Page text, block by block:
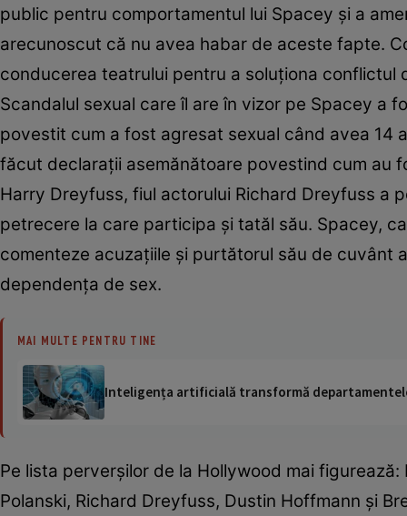
public pentru comportamentul lui Spacey şi a
arecunoscut că nu avea habar de aceste fapte.
conducerea teatrului pentru a soluţiona
Scandalul sexual care îl are în vizor pe Spacey a
povestit cum a fost agresat sexual când avea 14
făcut declaraţii asemănătoare povestind cum au
Harry Dreyfuss, fiul actorului Richard Dreyfuss a
petrecere la care participa şi tatăl său. Spacey,
comenteze acuzaţiile şi purtătorul său de cuvânt
dependenţa de sex.
MAI MULTE PENTRU TINE
Inteligența artificială transformă
Pe lista perverşilor de la Hollywood mai
Polanski, Richard Dreyfuss, Dustin Hoffmann şi